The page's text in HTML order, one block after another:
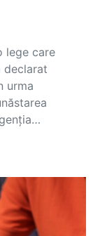
lege care
declarat
urma